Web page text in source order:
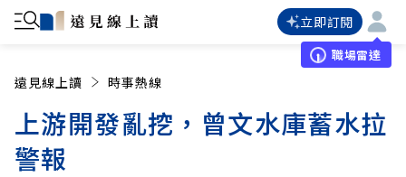
立即訂閱
職場雷達
遠見線上讀 時事熱線
上游開發亂挖，曾文水庫蓄水拉
警報